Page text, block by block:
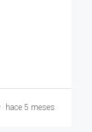
hace 5 meses